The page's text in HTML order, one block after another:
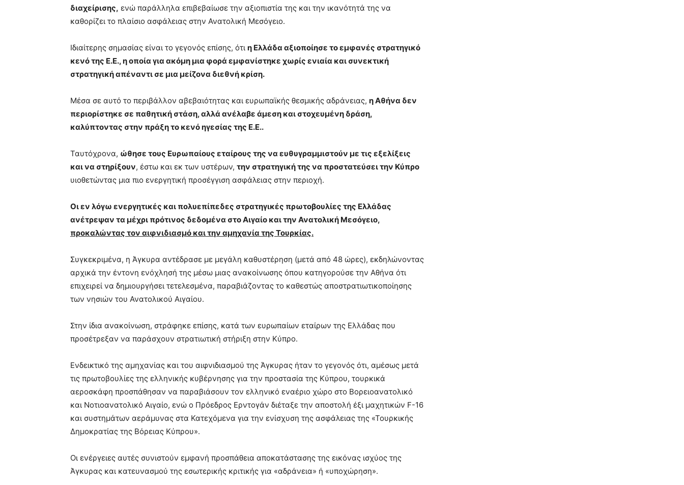
διαχείρισης, ενώ παράλληλα επιβεβαίωσε την αξιοπιστία της και την ικανότητά της να
καθορίζει το πλαίσιο ασφάλειας στην Ανατολική Μεσόγειο.
Ιδιαίτερης σημασίας είναι το γεγονός επίσης, ότι η Ελλάδα αξιοποίησε το εμφανές στρατηγικό
κενό της Ε.Ε., η οποία για ακόμη μια φορά εμφανίστηκε χωρίς ενιαία και συνεκτική
στρατηγική απέναντι σε μια μείζονα διεθνή κρίση.
Μέσα σε αυτό το περιβάλλον αβεβαιότητας και ευρωπαϊκής θεσμικής αδράνειας, η Αθήνα δεν
περιορίστηκε σε παθητική στάση, αλλά ανέλαβε άμεση και στοχευμένη δράση,
καλύπτοντας στην πράξη το κενό ηγεσίας της Ε.Ε..
Ταυτόχρονα, ώθησε τους Ευρωπαίους εταίρους της να ευθυγραμμιστούν με τις εξελίξεις
και να στηρίξουν, έστω και εκ των υστέρων, την στρατηγική της να προστατεύσει την Κύπρο
υιοθετώντας μια πιο ενεργητική προσέγγιση ασφάλειας στην περιοχή.
Οι εν λόγω ενεργητικές και πολυεπίπεδες στρατηγικές πρωτοβουλίες της Ελλάδας
ανέτρεψαν τα μέχρι πρότινος δεδομένα στο Αιγαίο και την Ανατολική Μεσόγειο,
προκαλώντας τον αιφνιδιασμό και την αμηχανία της Τουρκίας.
Συγκεκριμένα, η Άγκυρα αντέδρασε με μεγάλη καθυστέρηση (μετά από 48 ώρες), εκδηλώνοντας
αρχικά την έντονη ενόχλησή της μέσω μιας ανακοίνωσης όπου κατηγορούσε την Αθήνα ότι
επιχειρεί να δημιουργήσει τετελεσμένα, παραβιάζοντας το καθεστώς αποστρατιωτικοποίησης
των νησιών του Ανατολικού Αιγαίου.
Στην ίδια ανακοίνωση, στράφηκε επίσης, κατά των ευρωπαίων εταίρων της Ελλάδας που
προσέτρεξαν να παράσχουν στρατιωτική στήριξη στην Κύπρο.
Ενδεικτικό της αμηχανίας και του αιφνιδιασμού της Άγκυρας ήταν το γεγονός ότι, αμέσως μετά
τις πρωτοβουλίες της ελληνικής κυβέρνησης για την προστασία της Κύπρου, τουρκικά
αεροσκάφη προσπάθησαν να παραβιάσουν τον ελληνικό εναέριο χώρο στο Βορειοανατολικό
και Νοτιοανατολικό Αιγαίο, ενώ ο Πρόεδρος Ερντογάν διέταξε την αποστολή έξι μαχητικών F-16
και συστημάτων αεράμυνας στα Κατεχόμενα για την ενίσχυση της ασφάλειας της «Τουρκικής
Δημοκρατίας της Βόρειας Κύπρου».
Οι ενέργειες αυτές συνιστούν εμφανή προσπάθεια αποκατάστασης της εικόνας ισχύος της
Άγκυρας και κατευνασμού της εσωτερικής κριτικής για «αδράνεια» ή «υποχώρηση».